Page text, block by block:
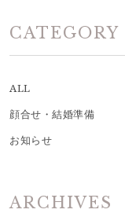
CATEGORY
ALL
顔合せ・結婚準備
お知らせ
ARCHIVES